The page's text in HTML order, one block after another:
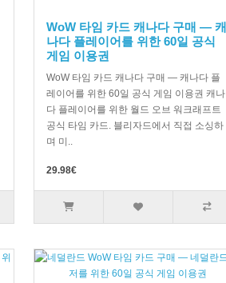
WoW 타임 카드 캐나다 구매 — 캐
나다 플레이어를 위한 60일 공식
게임 이용권
WoW 타임 카드 캐나다 구매 — 캐나다 플
레이어를 위한 60일 공식 게임 이용권 캐나
다 플레이어를 위한 월드 오브 워크래프트
공식 타임 카드. 블리자드에서 직접 소싱하
며 미..
29.98€